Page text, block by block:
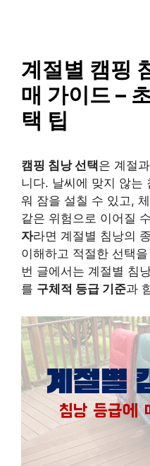
계절별 캠핑
매 가이드 –
택 팁
캠핑 침낭 선택은 계절
니다. 날씨에 맞지 않는
워 잠을 설칠 수 있고,
같은 위험으로 이어질
자라면 계절별 침낭의
이해하고 적절한 선택
번 글에서는 계절별 침
를 구체적 등급 기준과